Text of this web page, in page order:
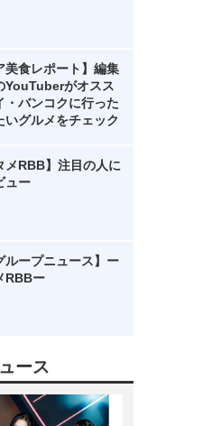
美食レポート】編集
YouTuberがオスス
・バンコクに行った
いグルメをチェック
メRBB】注目の人に
ュー
ループニュース】ー
RBBー
ース